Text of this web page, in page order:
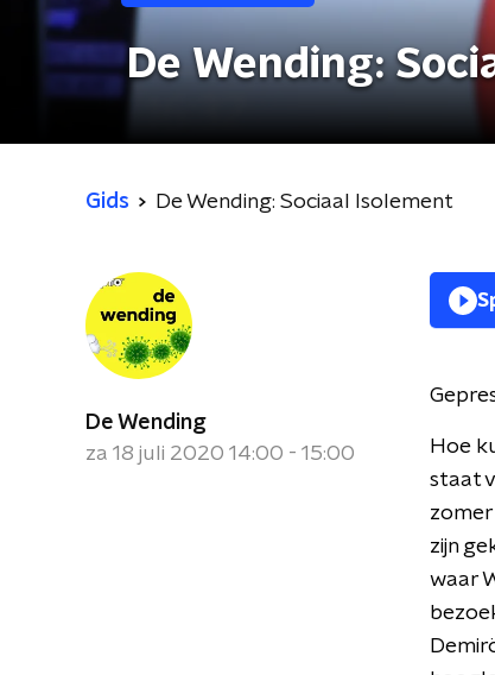
De Wending:
Gids De Wending: Sociaal Isolement
De Wending
za 18 juli 2020 14:00 - 15:00
Hoe
staat
zijn
waar